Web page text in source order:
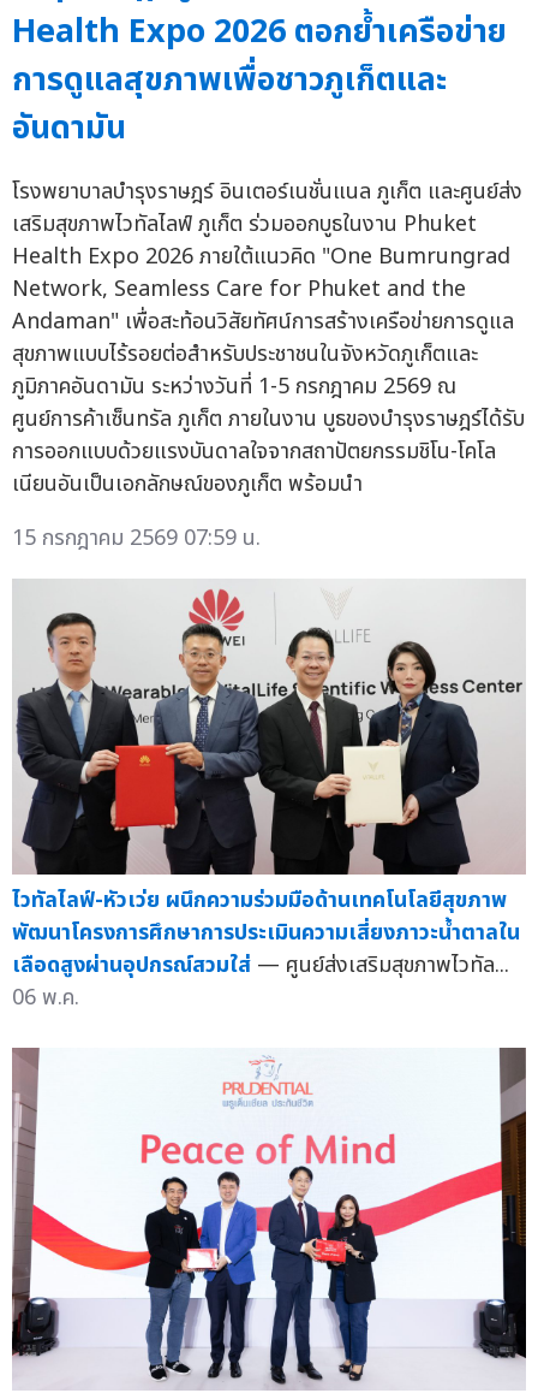
Health Expo 2026 ตอกย้ำเครือข่าย
การดูแลสุขภาพเพื่อชาวภูเก็ตและ
อันดามัน
โรงพยาบาลบำรุงราษฎร์ อินเตอร์เนชั่นแนล ภูเก็ต และศูนย์ส่ง
เสริมสุขภาพไวทัลไลฟ์ ภูเก็ต ร่วมออกบูธในงาน Phuket
Health Expo 2026 ภายใต้แนวคิด "One Bumrungrad
Network, Seamless Care for Phuket and the
Andaman" เพื่อสะท้อนวิสัยทัศน์การสร้างเครือข่ายการดูแล
สุขภาพแบบไร้รอยต่อสำหรับประชาชนในจังหวัดภูเก็ตและ
ภูมิภาคอันดามัน ระหว่างวันที่ 1-5 กรกฎาคม 2569 ณ
ศูนย์การค้าเซ็นทรัล ภูเก็ต ภายในงาน บูธของบำรุงราษฎร์ได้รับ
การออกแบบด้วยแรงบันดาลใจจากสถาปัตยกรรมชิโน-โคโล
เนียนอันเป็นเอกลักษณ์ของภูเก็ต พร้อมนำ
15 กรกฎาคม 2569 07:59 น.
ไวทัลไลฟ์-หัวเว่ย ผนึกความร่วมมือด้านเทคโนโลยีสุขภาพ
พัฒนาโครงการศึกษาการประเมินความเสี่ยงภาวะน้ำตาลใน
เลือดสูงผ่านอุปกรณ์สวมใส่ — ศูนย์ส่งเสริมสุขภาพไวทัล...
06 พ.ค.